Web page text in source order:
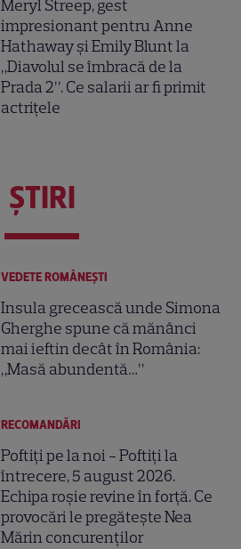
Meryl Streep, gest
impresionant pentru Anne
Hathaway și Emily Blunt la
„Diavolul se îmbracă de la
Prada 2”. Ce salarii ar fi primit
actrițele
ŞTIRI
VEDETE ROMÂNEŞTI
Insula grecească unde Simona
Gherghe spune că mănânci
mai ieftin decât în România:
„Masă abundentă…”
RECOMANDĂRI
Poftiți pe la noi - Poftiți la
întrecere, 5 august 2026.
Echipa roșie revine în forță. Ce
provocări le pregătește Nea
Mărin concurenților